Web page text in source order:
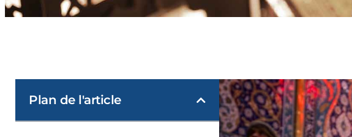
Plan de l'article